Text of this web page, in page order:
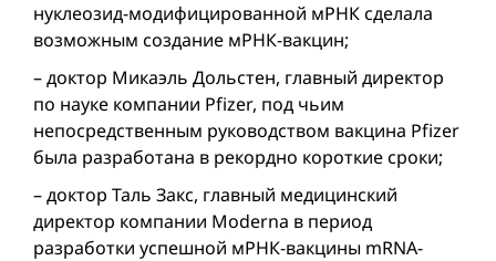
нуклеозид-модифицированной мРНК сделала
возможным создание мРНК-вакцин;
– доктор Микаэль Дольстен, главный директор
по науке компании Pfizer, под чьим
непосредственным руководством вакцина Pfizer
была разработана в рекордно короткие сроки;
– доктор Таль Закс, главный медицинский
директор компании Moderna в период
разработки успешной мРНК-вакцины mRNA-